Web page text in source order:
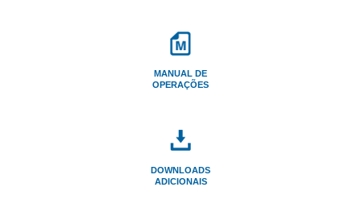
MANUAL DE
OPERAÇÕES
DOWNLOADS
ADICIONAIS